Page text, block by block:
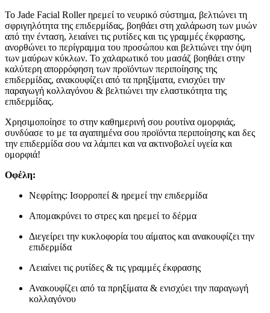
Το Jade Facial Roller ηρεμεί το νευρικό σύστημα, βελτιώνει τη
σφριγηλότητα της επιδερμίδας, βοηθάει στη χαλάρωση των μυών
από την ένταση, λειαίνει τις ρυτίδες και τις γραμμές έκφρασης,
ανορθώνει το περίγραμμα του προσώπου και βελτιώνει την όψη
των μαύρων κύκλων. Το χαλαρωτικό του μασάζ βοηθάει στην
καλύτερη απορρόφηση των προϊόντων περιποίησης της
επιδερμίδας, ανακουφίζει από τα πρηξίματα, ενισχύει την
παραγωγή κολλαγόνου & βελτιώνει την ελαστικότητα της
επιδερμίδας.
Χρησιμοποίησε το στην καθημερινή σου ρουτίνα ομορφιάς,
συνδύασε το με τα αγαπημένα σου προϊόντα περιποίησης και δες
την επιδερμίδα σου να λάμπει και να ακτινοβολεί υγεία και
ομορφιά!
Οφέλη:
Νεφρίτης: Ισορροπεί & ηρεμεί την επιδερμίδα
Απομακρύνει το στρες και ηρεμεί το δέρμα
Διεγείρει την κυκλοφορία του αίματος και ανακουφίζει την
επιδερμίδα
Λειαίνει τις ρυτίδες & τις γραμμές έκφρασης
Ανακουφίζει από τα πρηξίματα & ενισχύει την παραγωγή
κολλαγόνου